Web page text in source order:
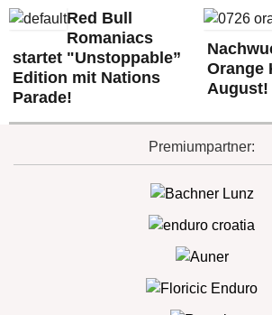
Red Bull
Romaniacs
startet "Unstoppable”
Edition mit Nations
Parade!
Orange
August!
Premiumpartner: